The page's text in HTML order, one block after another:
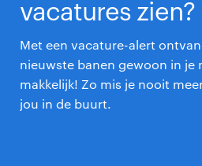
vacatures zien?
Met een vacature-alert
nieuwste banen gewoon in je
makkelijk! Zo mis je nooit
jou in de buurt.